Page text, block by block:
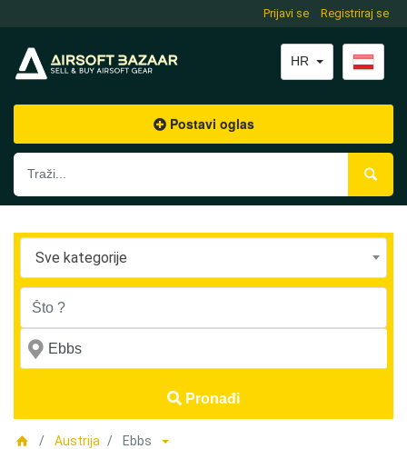
Prijavi se Registriraj se
HR
Postavi oglas
Sve kategorije
Pronađi
Austrija Ebbs